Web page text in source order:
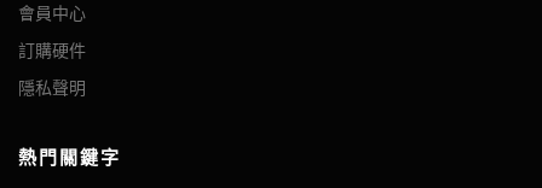
會員中心
訂購硬件
隱私聲明
熱門關鍵字